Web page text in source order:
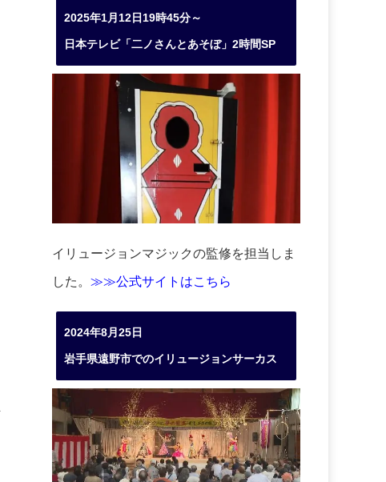
2025年1月12日19時45分～
日本テレビ「二ノさんとあそぼ」2時間SP
イリュージョンマジックの監修を担当しま
した。 ≫≫公式サイトはこちら
2024年8月25日
岩手県遠野市でのイリュージョンサーカス